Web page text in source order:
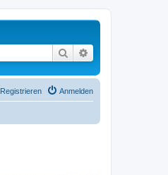
Suche
Anmelden
Registrieren